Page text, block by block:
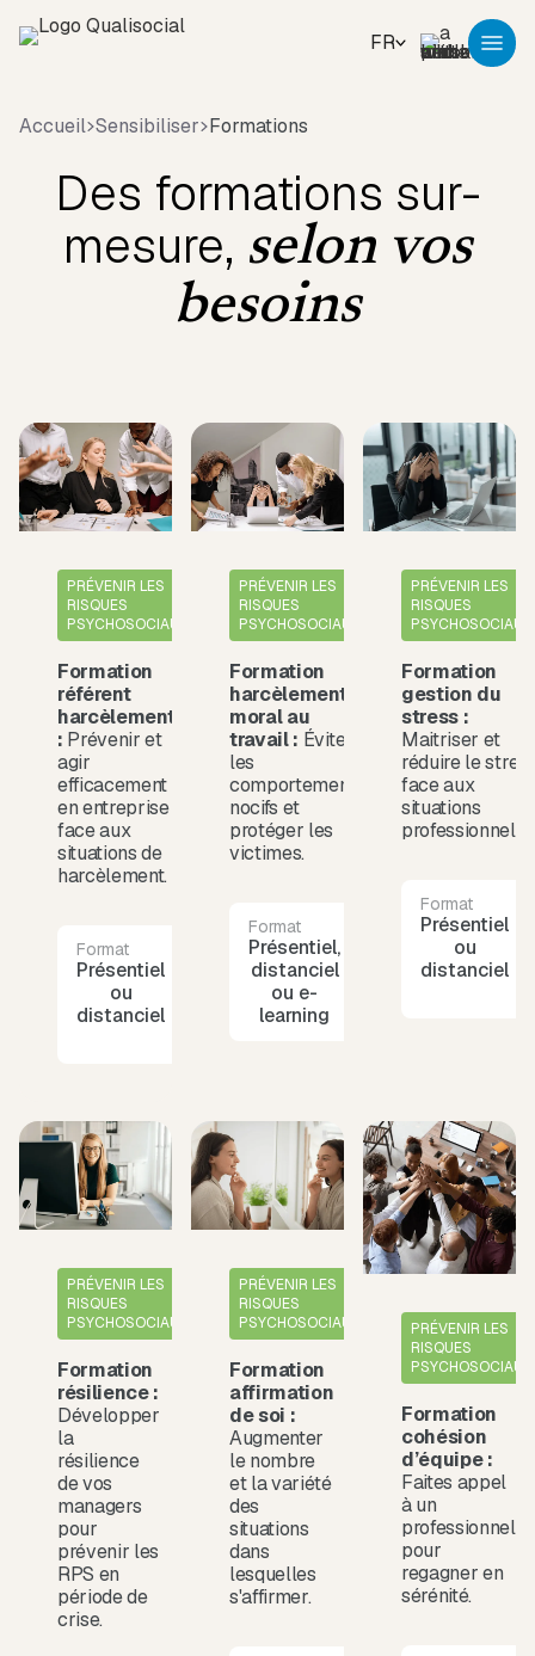
FR
Accueil Sensibiliser Formations
Des formations sur-
mesure, selon vos
besoins
PRÉVENIR LES
RISQUES
PSYCHOSOCIAUX
Formation
référent
harcèlement
: Prévenir et
agir
efficacement
en entreprise
face aux
situations de
harcèlement.
Format
Présentiel
ou
distanciel
Durée
journée
PRÉVENIR LES
RISQUES
PSYCHOSOCIAUX
Formation
harcèlement
moral au
travail : Éviter
les
comportements
nocifs et
protéger les
victimes.
Format
Présentiel,
distanciel
ou e-
learning
Durée
journée
PRÉVENIR LES
RISQUES
PSYCHOSOCIAUX
Formation
gestion du
stress :
Maitriser et
réduire le
face aux
situations
Format
Présentiel
ou
distanciel
PRÉVENIR LES
RISQUES
PSYCHOSOCIAUX
Formation
résilience :
Développer
la
résilience
de vos
managers
pour
prévenir les
RPS en
période de
crise.
PRÉVENIR LES
RISQUES
PSYCHOSOCIAUX
Formation
affirmation
de soi :
Augmenter
le nombre
et la variété
des
situations
dans
lesquelles
s'affirmer.
PRÉVENIR LES
RISQUES
PSYCHOSOCIAUX
Formation
cohésion
d’équipe :
Faites appel
à un
professionnel
pour
regagner en
sérénité.